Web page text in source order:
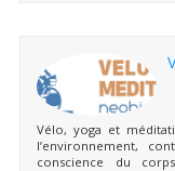
Vélo, yoga et
l’environnement,
conscience du